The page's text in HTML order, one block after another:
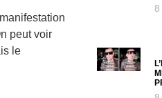
peut voir
le
8